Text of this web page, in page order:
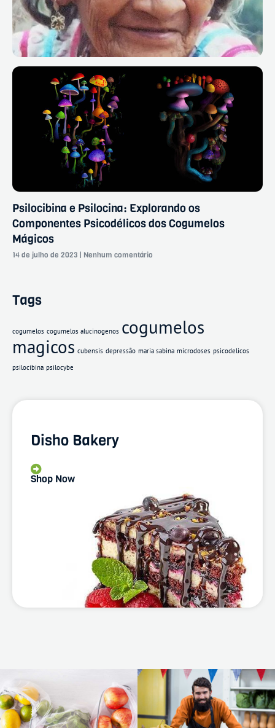
Psilocibina e Psilocina: Explorando os
Componentes Psicodélicos dos Cogumelos
Mágicos
14 de julho de 2023 Nenhum comentário
Tags
cogumelos cogumelos alucinogenos cogumelos
magicos cubensis depressão maria sabina microdoses psicodelicos
psilocibina psilocybe
Disho Bakery
Shop Now